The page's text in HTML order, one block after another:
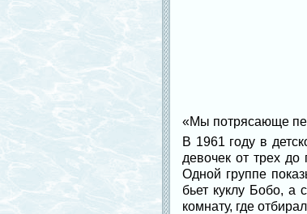
«Мы потрясающе
В 1961 году в
девочек от трех
Одной группе
бьет куклу Бобо, а
комнату, где